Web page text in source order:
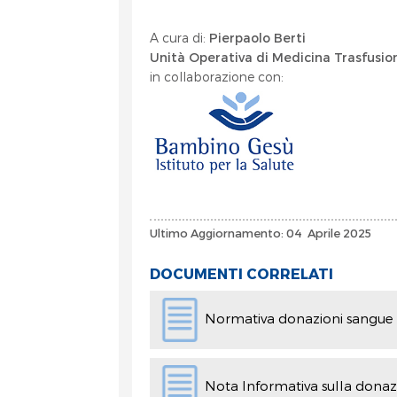
A cura di: Pierpaolo Berti
Unità Operativa di Medicina
in collaborazione con:
Ultimo Aggiornamento: 04 Aprile 2025
DOCUMENTI CORRELATI
Normativa donazioni sangue
Nota Informativa sulla